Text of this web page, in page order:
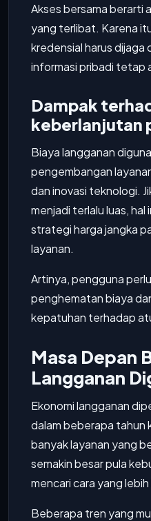
Akses bersama berarti
yang terlibat. Karena
kredensial harus dijaga
informasi pribadi tetap
Dampak
keberlanjutan
Biaya langganan
pengembangan
dan inovasi teknologi.
menjadi terlalu luas, hal
strategi harga jangka
layanan.
Artinya, pengguna
penghematan biaya
kepatuhan terhadap
Masa Depan
Langganan
Ekonomi langganan
dalam beberapa tahun
banyak layanan yang
semakin besar pula
mencari cara yang
Beberapa tren yang